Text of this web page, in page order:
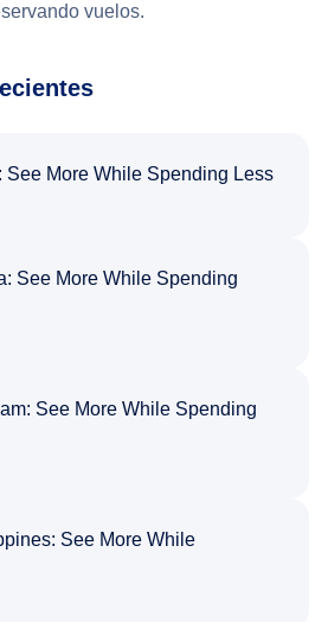
vuelos.
See More While Spending Less
See More While Spending
See More While Spending
See More While